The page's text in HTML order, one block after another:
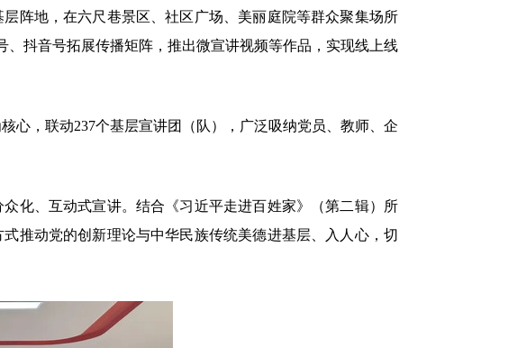
地，在六尺巷景区、社区广场、美丽庭院等群众聚集场所
抖音号拓展传播矩阵，推出微宣讲视频等作品，实现线上线
，联动237个基层宣讲团（队），广泛吸纳党员、教师、企
、互动式宣讲。结合《习近平走进百姓家》（第二辑）所
推动党的创新理论与中华民族传统美德进基层、入人心，切